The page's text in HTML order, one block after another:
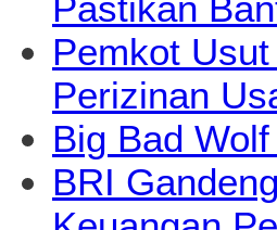
Pemkot
Perizinan
Big Bad
BRI